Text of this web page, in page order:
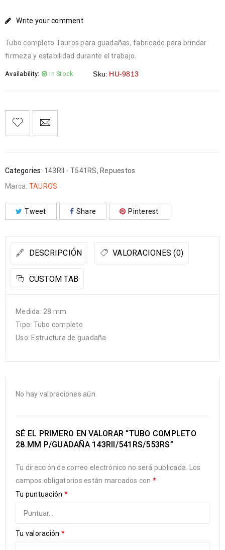
Write your comment
Tubo completo Tauros para guadañas, fabricado para brindar
firmeza y estabilidad durante el trabajo.
Availability: In Stock Sku: HU-9813
Categories: 143RII - T541RS, Repuestos
Marca: TAUROS
Tweet Share Pinterest
DESCRIPCIÓN VALORACIONES (0)
CUSTOM TAB
Medida: 28 mm
Tipo: Tubo completo
Uso: Estructura de guadaña
No hay valoraciones aún.
SÉ EL PRIMERO EN VALORAR “TUBO COMPLETO
28.MM P/GUADAÑA 143RII/541RS/553RS”
Tu dirección de correo electrónico no será publicada. Los
campos obligatorios están marcados con *
Tu puntuación *
Tu valoración *